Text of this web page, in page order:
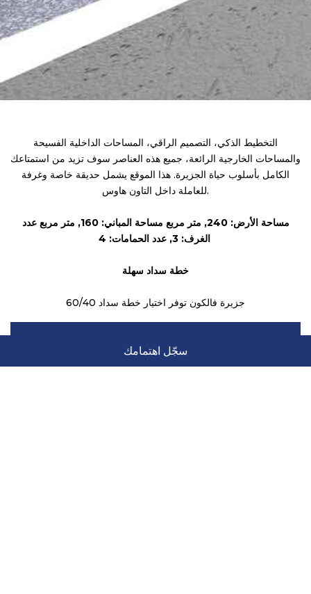
التخطيط الذكي، التصميم الراقي، المساحات الداخلية الفسيحة
والمساحات الخارجية الرائعة، جميع هذه العناصر سوف تزيد من استمتاعك
الكامل بأسلوب حياة الجزيرة. هذا الموقع يشمل حديقة خاصة وغرفة
للعاملة داخل التاون هاوس.
مساحة الأرض: 240, متر مربع مساحة المباني: 160, متر مربع عدد
الغرف: 3, عدد الحمامات: 4
خطة سداد سهلة
جزيرة فالكون توفر اختيار خطة سداد 60/40
20 %
سجّل اهتمامك